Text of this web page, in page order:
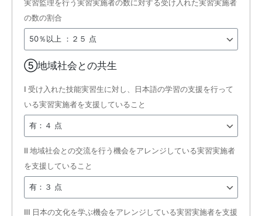
実習監理を行う実習実施者の数に対する受け入れた実習実施者
の数の割合
⑤地域社会との共生
Ⅰ 受け入れた技能実習生に対し、日本語の学習の支援を行って
いる実習実施者を支援していること
Ⅱ 地域社会との交流を行う機会をアレンジしている実習実施者
を支援していること
Ⅲ 日本の文化を学ぶ機会をアレンジしている実習実施者を支援